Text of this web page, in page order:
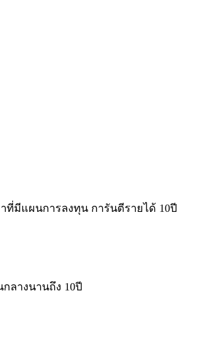
ที่มีแผนการลงทุน การันตีรายได้ 10ปี
ลางนานถึง 10ปี